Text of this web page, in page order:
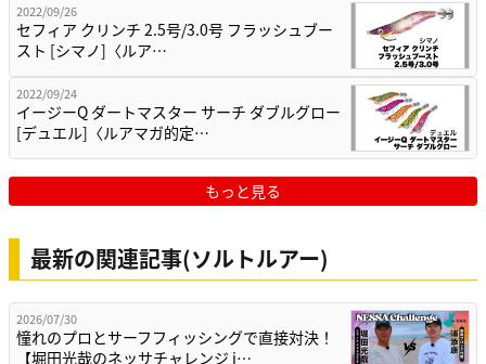
2022/09/26
セフィア クリンチ 2.5号/3.0号 フラッシュブー
スト [シマノ]〈ルア…
2022/09/24
イージーQ ダートマスター サーチ ダブルグロー
[デュエル]〈ルアマガ的定…
もっと見る
最新の関連記事(ソルトルアー)
2026/07/30
憧れのプロとサーフフィッシングで直接対決！
【堀田光哉のネッサチャレンジ i…